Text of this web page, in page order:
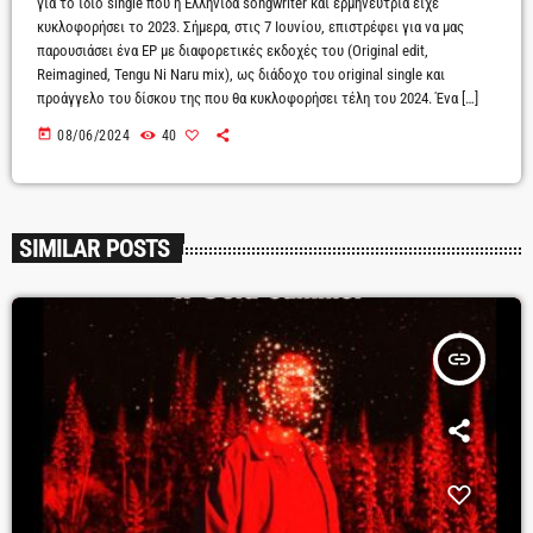
κυκλοφορήσει το 2023. Σήμερα, στις 7 Ιουνίου, επιστρέφει για να μας
παρουσιάσει ένα EP με διαφορετικές εκδοχές του (Original edit,
Reimagined, Tengu Ni Naru mix), ως διάδοχο του original single και
προάγγελο του δίσκου της που θα κυκλοφορήσει τέλη του 2024. Ένα […]
today 08/06/2024 40
SIMILAR POSTS
insert_link